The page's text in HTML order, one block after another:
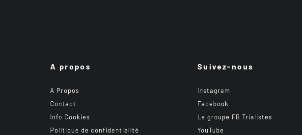
A propos
A Propos
Contact
Info Cookies
Politique de confidentialité
Suivez-nous
Instagram
Facebook
Le groupe FB Trialistes
YouTube